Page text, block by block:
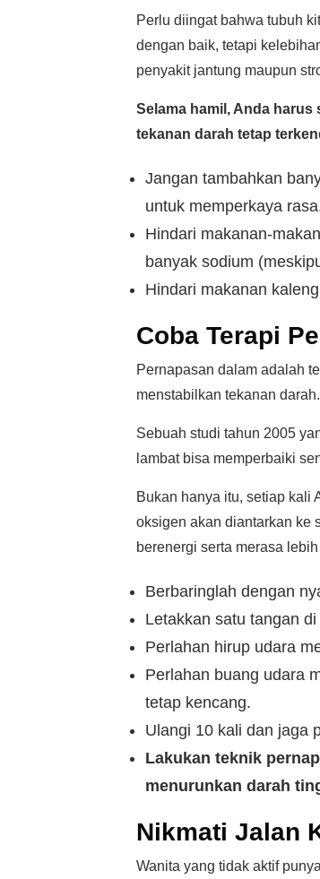
Perlu diingat bahwa tubuh
dengan baik, tetapi
penyakit jantung maupun
Selama hamil, Anda
tekanan darah tetap
Jangan tambahkan
untuk memperkaya
Hindari makanan-
banyak sodium
Hindari makanan
Coba Terapi
Pernapasan dalam adalah
menstabilkan tekanan darah.
Sebuah studi tahun 2005
lambat bisa memperbaiki
Bukan hanya itu, setiap kali
oksigen akan diantarkan ke
berenergi serta merasa
Berbaringlah dengan
Letakkan satu tangan
Perlahan hirup udara
Perlahan buang udara
tetap kencang.
Ulangi 10 kali dan jaga
Lakukan teknik
menurunkan darah
Nikmati Jalan
Wanita yang tidak aktif